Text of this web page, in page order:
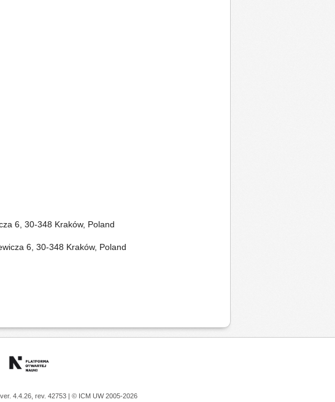
6, 30-348 Kraków, Poland
6, 30-348 Kraków, Poland
4.4.26, rev. 42753 | © ICM UW 2005-2026